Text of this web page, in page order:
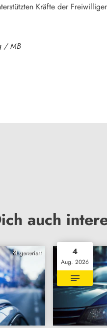
Kräfte der
/ MB
auch
KI generiert 4
Aug. 2026